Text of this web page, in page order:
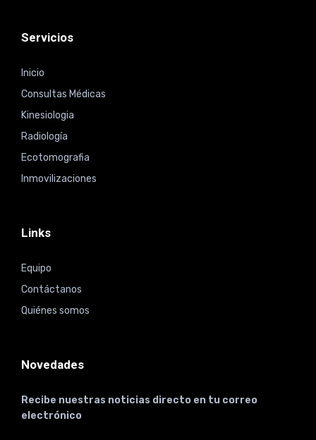
Servicios
Inicio
Consultas Médicas
Kinesiologia
Radiología
Ecotomografia
Inmovilizaciones
Links
Equipo
Contáctanos
Quiénes somos
Novedades
Recibe nuestras noticias directo en tu correo
electrónico